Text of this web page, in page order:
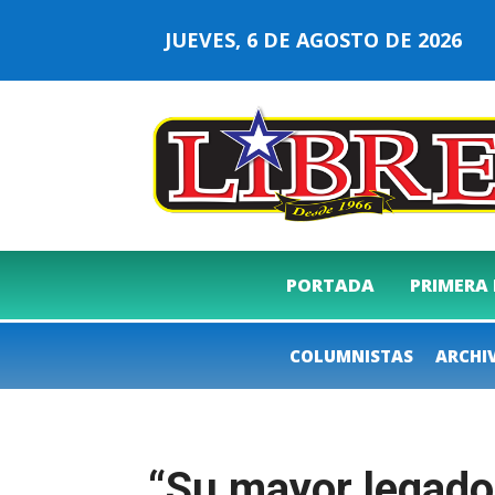
JUEVES, 6 DE AGOSTO DE 2026
PORTADA
COLUMNISTAS